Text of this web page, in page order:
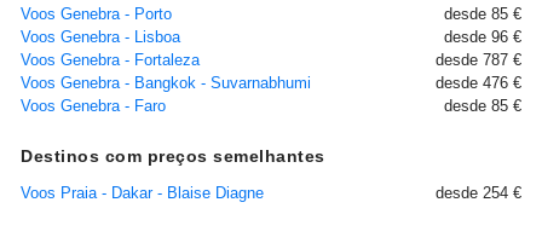
Voos Genebra - Porto
desde 85 €
Voos Genebra - Lisboa
desde 96 €
Voos Genebra - Fortaleza
desde 787 €
Voos Genebra - Bangkok - Suvarnabhumi
desde 476 €
Voos Genebra - Faro
desde 85 €
Destinos com preços semelhantes
Voos Praia - Dakar - Blaise Diagne desde 254 €